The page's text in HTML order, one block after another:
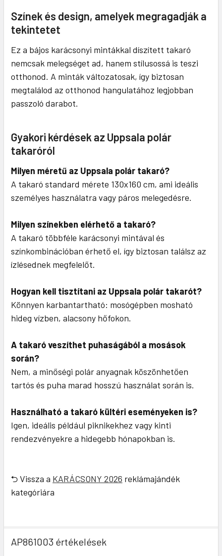
Színek és design, amelyek megragadják a
tekintetet
Ez a bájos karácsonyi mintákkal díszített takaró
nemcsak melegséget ad, hanem stílusossá is teszi
otthonod. A minták változatosak, így biztosan
megtalálod az otthonod hangulatához legjobban
passzoló darabot.
Gyakori kérdések az Uppsala polár
takaróról
Milyen méretű az Uppsala polár takaró?
A takaró standard mérete 130x160 cm, ami ideális
személyes használatra vagy páros melegedésre.
Milyen színekben elérhető a takaró?
A takaró többféle karácsonyi mintával és
színkombinációban érhető el, így biztosan találsz az
ízlésednek megfelelőt.
Hogyan kell tisztítani az Uppsala polár takarót?
Könnyen karbantartható: mosógépben mosható
hideg vízben, alacsony hőfokon.
A takaró veszíthet puhaságából a mosások
során?
Nem, a minőségi polár anyagnak köszönhetően
tartós és puha marad hosszú használat során is.
Használható a takaró kültéri eseményeken is?
Igen, ideális például piknikekhez vagy kinti
rendezvényekre a hidegebb hónapokban is.
⮌ Vissza a KARÁCSONY 2026 reklámajándék
kategóriára
AP861003 értékelések